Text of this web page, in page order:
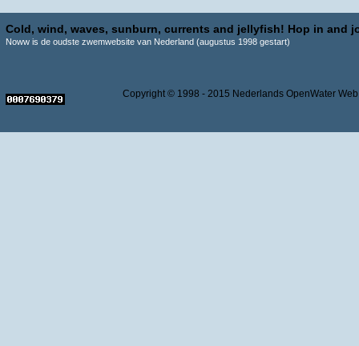
Cold, wind, waves, sunburn, currents and jellyfish! Hop in and
Noww is de oudste zwemwebsite van Nederland (augustus 1998 gestart)
Copyright © 1998 - 2015 Nederlands OpenWater